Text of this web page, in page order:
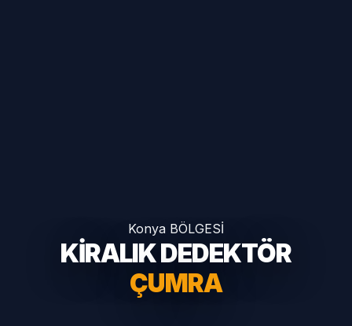
Konya BÖLGESİ
KİRALIK DEDEKTÖR
ÇUMRA